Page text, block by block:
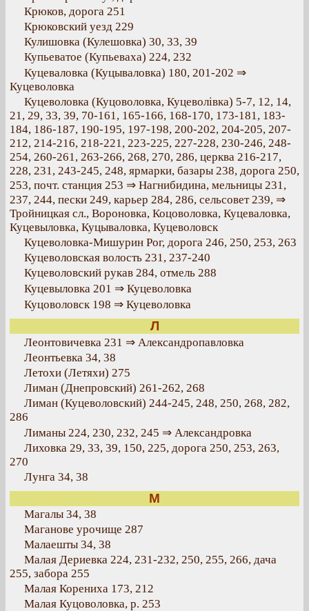
Крюков, дорога 251
Крюковский уезд 229
Кулишовка (Кулешовка) 30, 33, 39
Купьеватое (Купьеваха) 224, 232
Куцеваловка (Куцываловка) 180, 201-202 ⇒
Куцеволовка
Куцеволовка (Куцоволовка, Куцеволівка) 5-7, 12, 14,
21, 29, 33, 39, 70-161, 165-166, 168-170, 173-181, 183-
184, 186-187, 190-195, 197-198, 200-202, 204-205, 207-
212, 214-216, 218-221, 223-225, 227-228, 230-246, 248-
254, 260-261, 263-266, 268, 270, 286, церква 216-217,
228, 231, 243-245, 248, ярмарки, базары 238, дорога 250,
253, почт. станция 253 ⇒ Нагнибидина, мельницы 231,
237, 244, пески 249, карьер 284, 286, сельсовет 239, ⇒
Тройницкая сл., Вороновка, Коцоволовка, Куцеваловка,
Куцевыловка, Куцываловка, Куцеволовск
Куцеволовка-Мишурин Рог, дорога 246, 250, 253, 263
Куцеволовская волость 231, 237-240
Куцеволовский рукав 284, отмель 288
Куцевыловка 201 ⇒ Куцеволовка
Куцоволовск 198 ⇒ Куцеволовка
Л
Леонтовичевка 231 ⇒ Александропавловка
Леонтьевка 34, 38
Летохи (Летяхи) 275
Лиман (Днепровский) 261-262, 268
Лиман (Куцеволовский) 244-245, 248, 250, 268, 282,
286
Лиманы 224, 230, 232, 245 ⇒ Александровка
Лиховка 29, 33, 39, 150, 225, дорога 250, 253, 263,
270
Лунга 34, 38
М
Магалы 34, 38
Маганове урочище 287
Малаешты 34, 38
Малая Дериевка 224, 231-232, 250, 255, 266, дача
255, забора 255
Малая Корениха 173, 212
Малая Куцоволовка, р. 253